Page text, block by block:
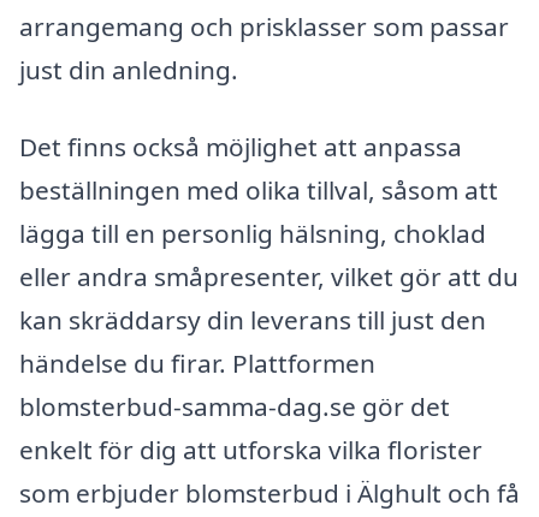
arrangemang och prisklasser som passar
just din anledning.
Det finns också möjlighet att anpassa
beställningen med olika tillval, såsom att
lägga till en personlig hälsning, choklad
eller andra småpresenter, vilket gör att du
kan skräddarsy din leverans till just den
händelse du firar. Plattformen
blomsterbud-samma-dag.se gör det
enkelt för dig att utforska vilka florister
som erbjuder blomsterbud i Älghult och få